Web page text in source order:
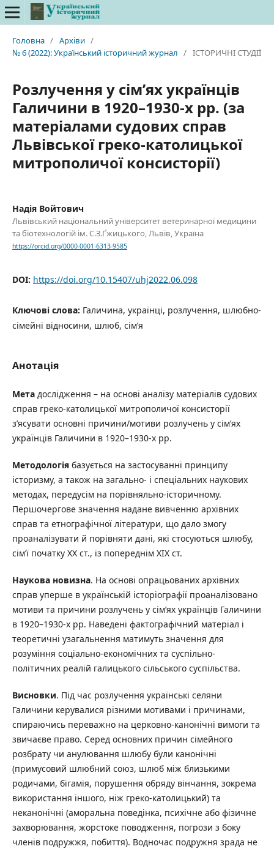
Головна / Архіви /
№ 6 (2022): Український історичний журнал / ІСТОРИЧНІ СТУДІЇ
Розлучення у сім’ях українців
Галичини в 1920–1930-х рр. (за
матеріалами судових справ
Львівської греко-католицької
митрополичої консисторії)
Надія Войтович
Львівський національний університет ветеринарної медицини
та біотехнологій ім. С.З.Ґжицького, Львів, Україна
https://orcid.org/0000-0001-6313-9585
DOI: https://doi.org/10.15407/uhj2022.06.098
Ключові слова: Галичина, українці, розлучення, шлюбно-
сімейні відносини, шлюб, сім’я
Анотація
Метадослідження – на основі аналізу матеріалів судових
справ греко-католицької митрополичої консисторії
з’ясувати основні причини/мотиви розлучень у сім’ях
українців Галичини в 1920–1930-х рр.
Методологіябазується на застосуванні принципу
історизму, а також на загально- і спеціальних наукових
методах, передусім на порівняльно-історичному.
Першочергове значення надане вивченню архівних
справ та етнографічної літератури, що дало змогу
проаналізувати й порівняти дані, які стосуються шлюбу,
сім’ї початку ХХ ст., із попереднім ХІХ ст.
Наукова новизна. На основі опрацьованих архівних
справ уперше в українській історіографії проаналізовано
мотиви та причини розлучень у сім’ях українців Галичини
в 1920–1930-х рр. Наведені фактографічний матеріал і
теоретичні узагальнення матимуть значення для
розуміння соціально-економічних та суспільно-
політичних реалій галицького сільського суспільства.
Висновки. Під час розлучення українські селяни
Галичини керувалися різними мотивами і причинами,
спираючись переважно на церковно-канонічні вимоги та
звичаєве право. Серед основних причин сімейного
розбрату чи анулювання шлюбу були канонічні
(примусовий шлюбний союз, шлюб між близькими
родичами, бігамія, порушення обряду вінчання, зокрема
використання іншого, ніж греко-католицький) та
неканонічні (аморальна поведінка, психічне або фізичне
захворювання, жорстоке поводження, погрози з боку
членів подружжя, побиття). Водночас подружня зрада не